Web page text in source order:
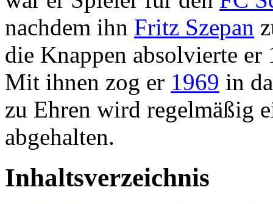
nachdem ihn Fritz Szepan
die Knappen absolvierte er
Mit ihnen zog er 1969 in
zu Ehren wird regelmäßig
abgehalten.
Inhaltsverzeichnis